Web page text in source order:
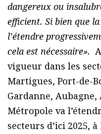
dangereux ou
efficient. Si bien que
l’étendre
cela est nécessaire».
vigueur dans les
Martigues, Port-de-
Gardanne,
Métropole va
secteurs d’ici 2025,